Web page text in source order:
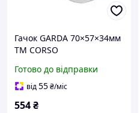
Гачок GARDA 70×57×34мм
ТМ CORSO
Готово до відправки
від55₴/міс
554₴